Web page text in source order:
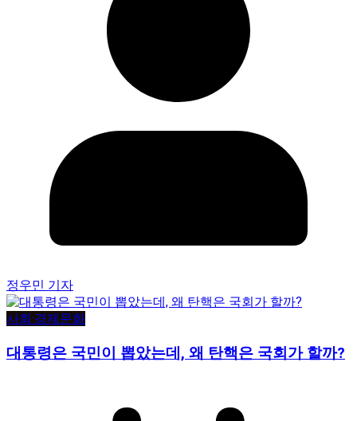
정우민 기자
사회·경제 문화
대통령은 국민이 뽑았는데, 왜 탄핵은 국회가 할까?